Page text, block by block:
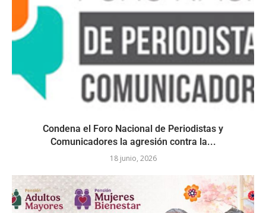
Condena el Foro Nacional de Periodistas y
Comunicadores la agresión contra la...
18 junio, 2026